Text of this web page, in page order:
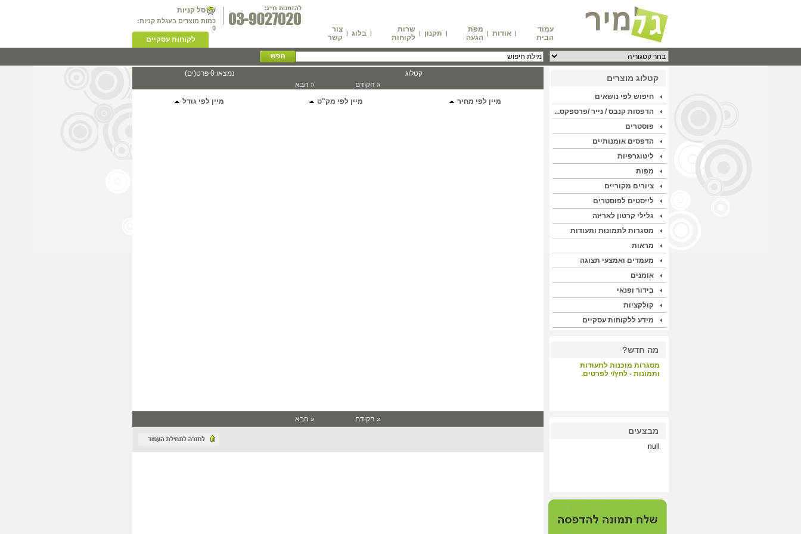
עמוד
הבית
| אודות |
מפת
הגעה
| תקנון |
שרות
לקוחות
| בלוג | צור
קשר
סל קניות
כמות מוצרים בעגלת קניות:
0
לקוחות עסקיים
קטלוג מוצרים
חיפוש לפי נושאים
הדפסות קנבס / נייר /פרספקס...
פוסטרים
הדפסים אומנותיים
ליטוגרפיות
מפות
ציורים מקוריים
לייסטים לפוסטרים
גלילי קרטון לאריזה
מסגרות לתמונות ותעודות
מראות
מעמדים ואמצעי תצוגה
אומנים
בידור ופנאי
קולקציות
מידע ללקוחות עסקיים
מה חדש?
מסגרות מוכנות לתעודות
ותמונות - לחץ/י לפרטים.
וסימולציה - לחץ/י לפרטים.
מבצעים
null
קטלוג
נמצאו 0 פרט(ים)
« הקודם
« הבא
מיין לפי מחיר
מיין לפי מק"ט מיין לפי גודל
« הקודם « הבא